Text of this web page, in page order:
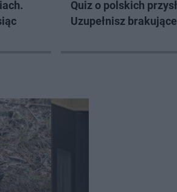
Quiz o polskich
Uzupełnisz